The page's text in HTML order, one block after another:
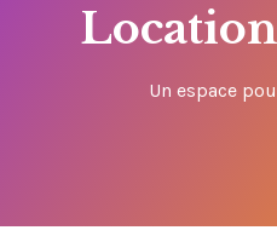
Un espace